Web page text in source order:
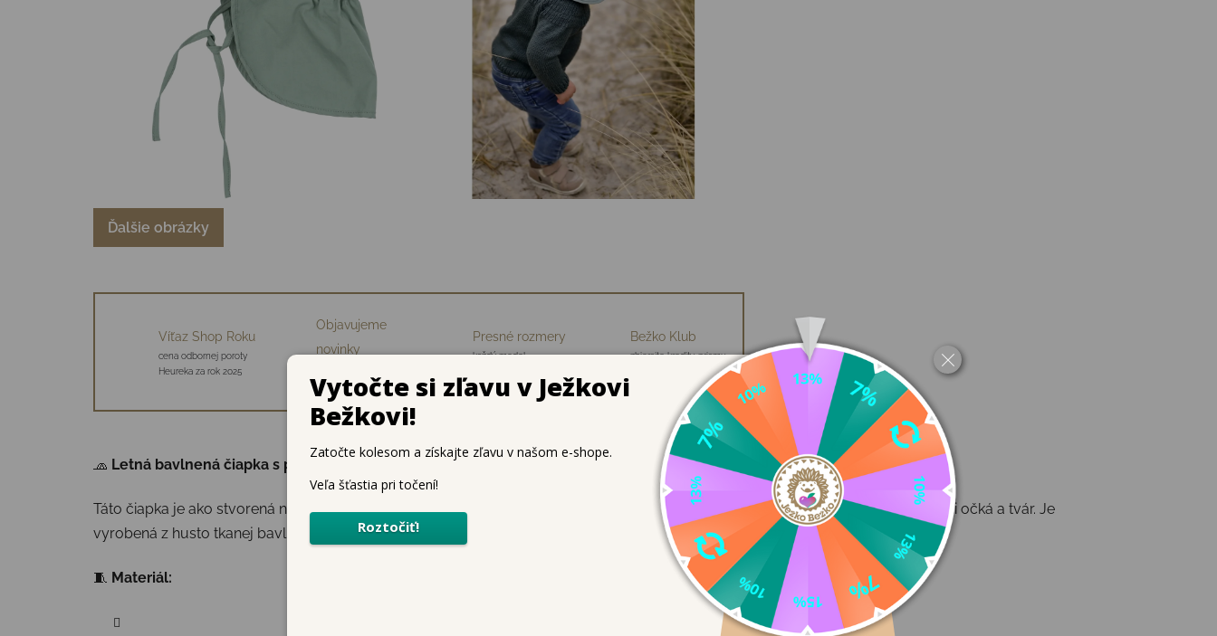
Ďalšie obrázky
Víťaz Shop Roku
cena odbornej poroty
Heureka za rok 2025
Objavujeme
novinky
značiek
Presné rozmery
každý model
Bežko Klub
zbierajte kredity, priamu
🧢 Letná bavlnená čiapka s predĺženou zadnou časťou – Mikk-Line
Táto čiapka je ako stvorená na dlhé dni vonku, keď slnko nepoľavuje. Predĺžená zadná časť chráni krk , zatiaľ čopolotuhý šilt
tieni očká a tvár. Je
vyrobená z husto tkanej bavlny, ktorá je jemná, ale zároveň odolná.
🧵 Materiál: